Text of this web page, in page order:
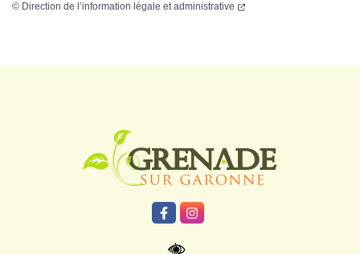
© Direction de l’information légale et administrative
Lien vers le compte Facebook
Lien vers le compte